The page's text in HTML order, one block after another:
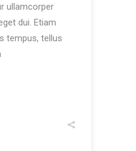
ullamcorper
dui. Etiam
tempus, tellus